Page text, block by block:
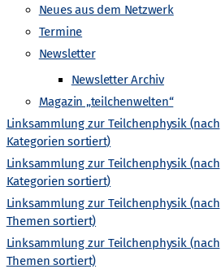
Neues aus dem Netzwerk
Termine
Newsletter
Newsletter Archiv
Magazin „teilchenwelten“
Linksammlung zur Teilchenphysik (nach
Kategorien sortiert)
Linksammlung zur Teilchenphysik (nach
Kategorien sortiert)
Linksammlung zur Teilchenphysik (nach
Themen sortiert)
Linksammlung zur Teilchenphysik (nach
Themen sortiert)
v
i
g
a